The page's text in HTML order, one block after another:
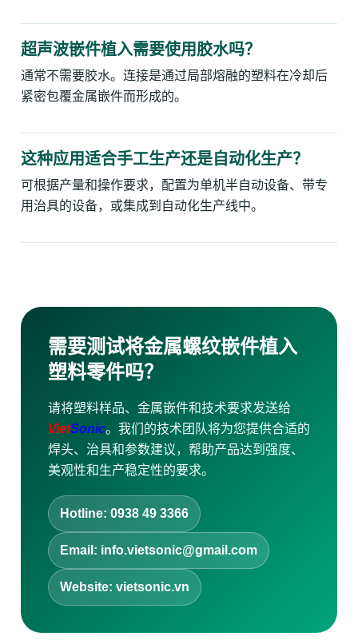
超声波嵌件植入需要使用胶水吗？
通常不需要胶水。连接是通过局部熔融的塑料在冷却后
紧密包覆金属嵌件而形成的。
这种应用适合手工生产还是自动化生产？
可根据产量和操作要求，配置为单机半自动设备、带专
用治具的设备，或集成到自动化生产线中。
需要测试将金属螺纹嵌件植入
塑料零件吗？
请将塑料样品、金属嵌件和技术要求发送给
VietSonic。我们的技术团队将为您提供合适的
焊头、治具和参数建议，帮助产品达到强度、
美观性和生产稳定性的要求。
Hotline: 0938 49 3366
Email: info.vietsonic@gmail.com
Website: vietsonic.vn